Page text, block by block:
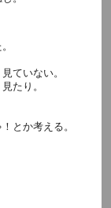
ていない。
たり。
とか考える。